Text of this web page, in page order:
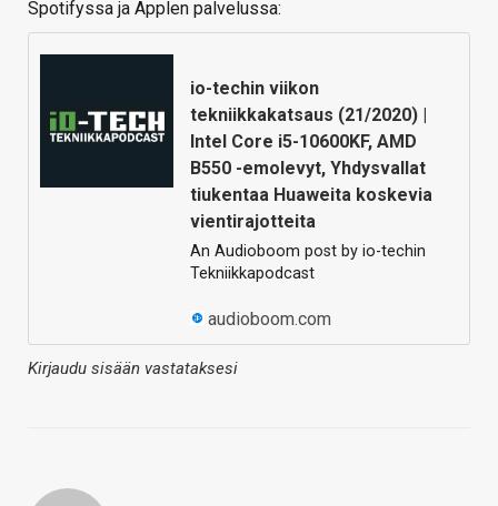
Spotifyssa ja Applen palvelussa:
io-techin viikon
tekniikkakatsaus (21/2020) |
Intel Core i5-10600KF, AMD
B550 -emolevyt, Yhdysvallat
tiukentaa Huaweita koskevia
vientirajotteita
An Audioboom post by io-techin
Tekniikkapodcast
audioboom.com
Kirjaudu sisään vastataksesi